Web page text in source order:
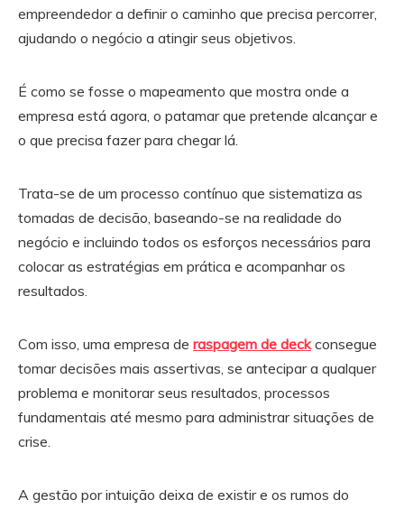
empreendedor a definir o caminho que precisa percorrer,
ajudando o negócio a atingir seus objetivos.
É como se fosse o mapeamento que mostra onde a
empresa está agora, o patamar que pretende alcançar e
o que precisa fazer para chegar lá.
Trata-se de um processo contínuo que sistematiza as
tomadas de decisão, baseando-se na realidade do
negócio e incluindo todos os esforços necessários para
colocar as estratégias em prática e acompanhar os
resultados.
Com isso, uma empresa de raspagem de deckconsegue
tomar decisões mais assertivas, se antecipar a qualquer
problema e monitorar seus resultados, processos
fundamentais até mesmo para administrar situações de
crise.
A gestão por intuição deixa de existir e os rumos do